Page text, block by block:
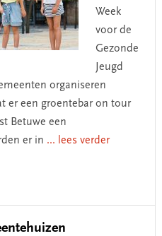
Week
voor de
Gezonde
Jeugd
organiseren
er een groentebar on tour
Betuwe een
er in ... lees verder